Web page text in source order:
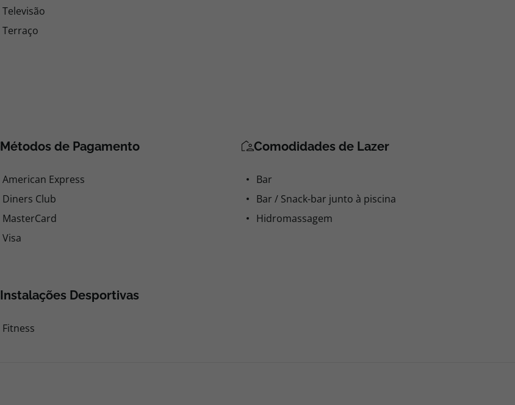
Televisão
Terraço
Métodos de Pagamento
American Express
Diners Club
MasterCard
Visa
Comodidades de Lazer
Bar
Bar / Snack-bar junto à piscina
Hidromassagem
Instalações Desportivas
Fitness